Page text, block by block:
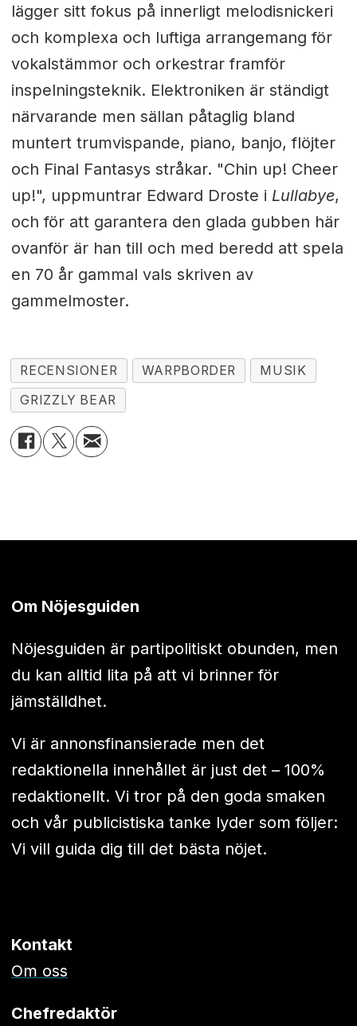
lägger sitt fokus på innerligt melodisnickeri
och komplexa och luftiga arrangemang för
vokalstämmor och orkestrar framför
inspelningsteknik. Elektroniken är ständigt
närvarande men sällan påtaglig bland
muntert trumvispande, piano, banjo, flöjter
och Final Fantasys stråkar. "Chin up! Cheer
up!", uppmuntrar Edward Droste i Lullabye,
och för att garantera den glada gubben här
ovanför är han till och med beredd att spela
en 70 år gammal vals skriven av
gammelmoster.
RECENSIONER WARPBORDER
MUSIK
GRIZZLY BEAR
Om Nöjesguiden
Nöjesguiden är partipolitiskt obunden, men
du kan alltid lita på att vi brinner för
jämställdhet.
Vi är annonsfinansierade men det
redaktionella innehållet är just det – 100%
redaktionellt. Vi tror på den goda smaken
och vår publicistiska tanke lyder som följer:
Vi vill guida dig till det bästa nöjet.
Kontakt
Om oss
Chefredaktör